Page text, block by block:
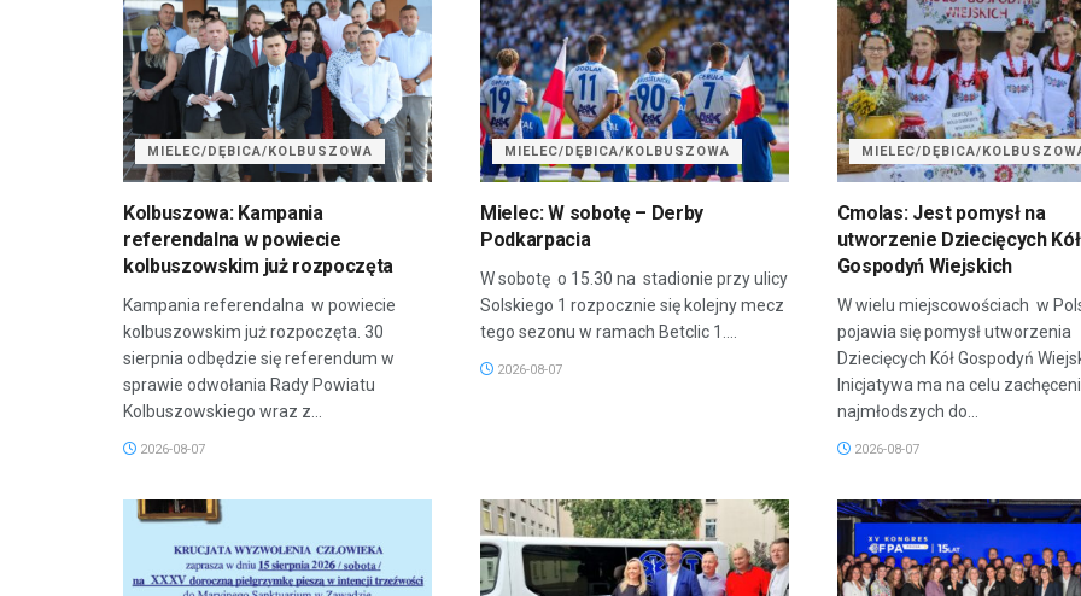
MIELEC/DĘBICA/KOLBUSZOWA
Kolbuszowa: Kampania
referendalna w powiecie
kolbuszowskim już rozpoczęta
Kampania referendalna w powiecie
kolbuszowskim już rozpoczęta. 30
sierpnia odbędzie się referendum w
sprawie odwołania Rady Powiatu
Kolbuszowskiego wraz z...
2026-08-07
MIELEC/DĘBICA/KOLBUSZOWA
Mielec: W sobotę – Derby
Podkarpacia
W sobotę o 15.30 na stadionie przy ulicy
Solskiego 1 rozpocznie się kolejny mecz
tego sezonu w ramach Betclic 1....
2026-08-07
MIELEC/DĘBICA/
Cmolas: Jest pomysł na
utworzenie Dziecięcych Kół
Gospodyń Wiejskich
W wielu miejscowościach w
pojawia się pomysł utworzenia
Dziecięcych Kół Gospodyń
Inicjatywa ma na celu
najmłodszych do...
2026-08-07